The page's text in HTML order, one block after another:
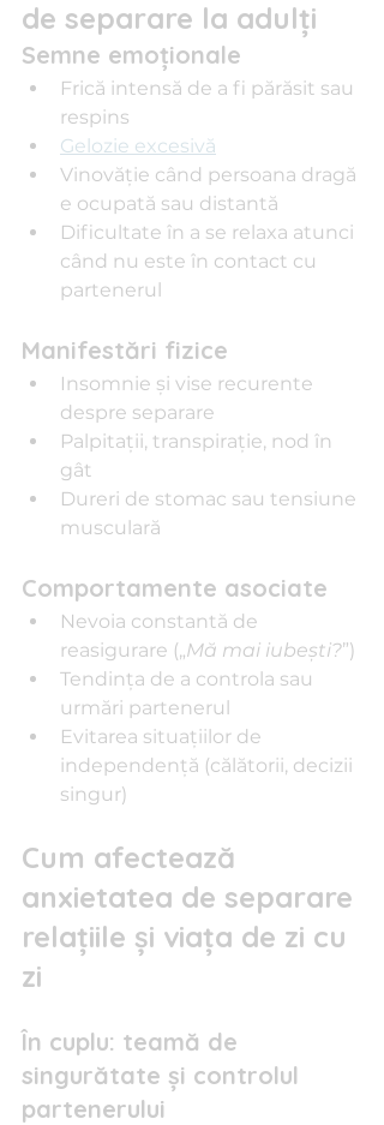
de separare la adulți
Semne emoționale
Frică intensă de a fi părăsit sau
respins
Gelozie excesivă
Vinovăție când persoana dragă
e ocupată sau distantă
Dificultate în a se relaxa atunci
când nu este în contact cu
partenerul
Manifestări fizice
Insomnie și vise recurente
despre separare
Palpitații, transpirație, nod în
gât
Dureri de stomac sau tensiune
musculară
Comportamente asociate
Nevoia constantă de
reasigurare („Mă mai iubești?”)
Tendința de a controla sau
urmări partenerul
Evitarea situațiilor de
independență (călătorii, decizii
singur)
Cum afectează
anxietatea de separare
relațiile și viața de zi cu
zi
În cuplu: teamă de
singurătate și controlul
partenerului